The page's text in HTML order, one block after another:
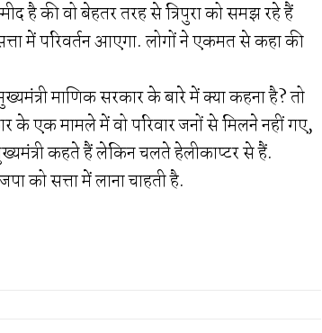
है की वो बेहतर तरह से त्रिपुरा को समझ रहे हैं
में परिवर्तन आएगा. लोगों ने एकमत से कहा की
माणिक सरकार के बारे में क्या कहना है? तो
के एक मामले में वो परिवार जनों से मिलने नहीं गए,
कहते हैं लेकिन चलते हेलीकाप्टर से हैं.
को सत्ता में लाना चाहती है.